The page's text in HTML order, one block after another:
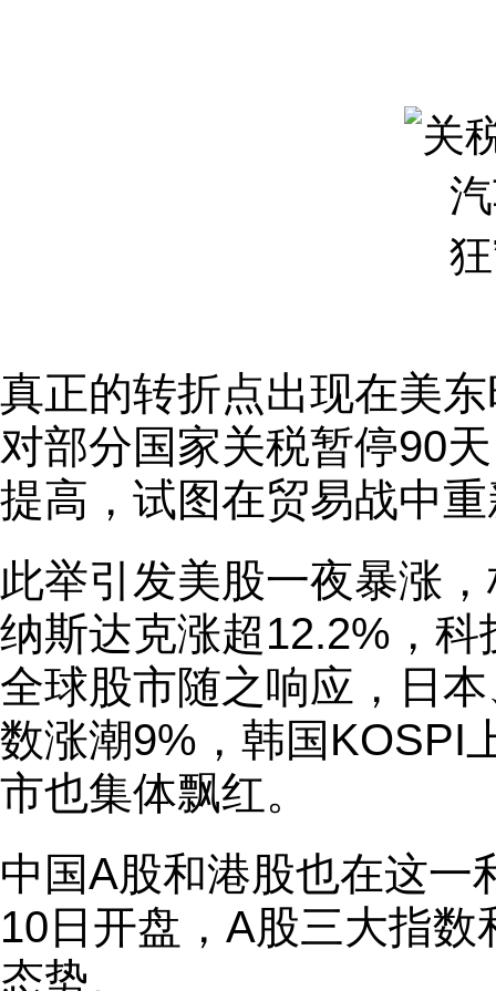
真正的转折点出现在美
对部分国家关税暂停90
提高，试图在贸易战中
此举引发美股一夜暴涨
纳斯达克涨超12.2%，
全球股市随之响应，日
数涨潮9%，韩国KOSPI
市也集体飘红。
中国A股和港股也在这一
10日开盘，A股三大指
态势。